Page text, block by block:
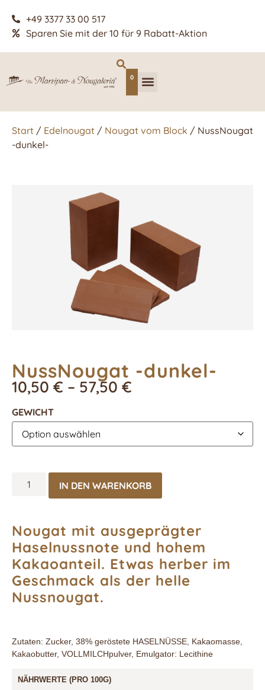
+49 3377 33 00 517
Sparen Sie mit der 10 für 9 Rabatt-Aktion
0
Start / Edelnougat / Nougat vom Block / NussNougat
-dunkel-
NussNougat -dunkel-
10,50 € – 57,50 €
GEWICHT
IN DEN WARENKORB
Nougat mit ausgeprägter
Haselnussnote und hohem
Kakaoanteil. Etwas herber im
Geschmack als der helle
Nussnougat.
Zutaten: Zucker, 38% geröstete HASELNÜSSE, Kakaomasse,
Kakaobutter, VOLLMILCHpulver, Emulgator: Lecithine
NÄHRWERTE (PRO 100G)